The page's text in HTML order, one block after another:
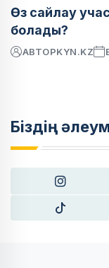
Өз сайлау
болады?
АВТОРKYN.KZ
Біздің